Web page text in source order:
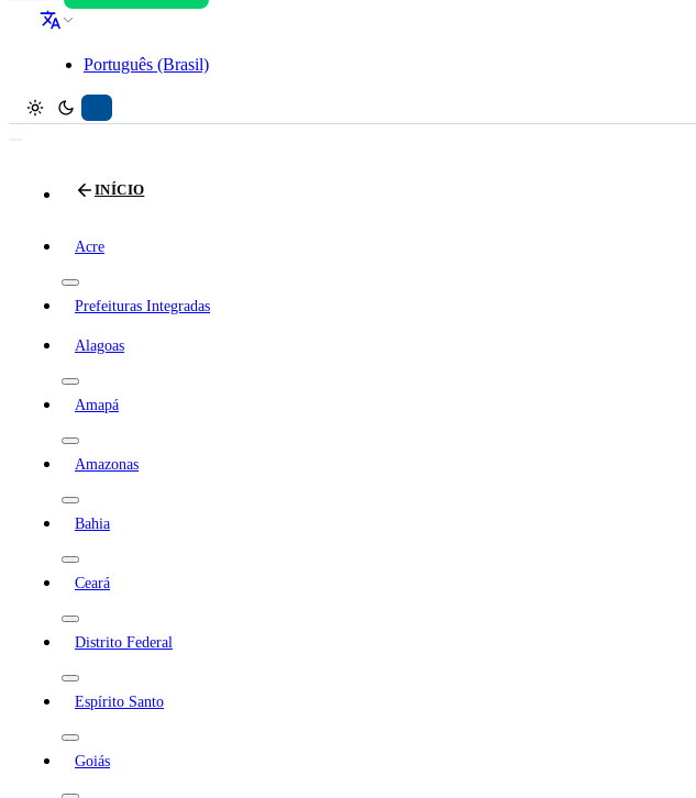
Português (Brasil)
INÍCIO
Acre
Prefeituras Integradas
Alagoas
Amapá
Amazonas
Bahia
Ceará
Distrito Federal
Espírito Santo
Goiás